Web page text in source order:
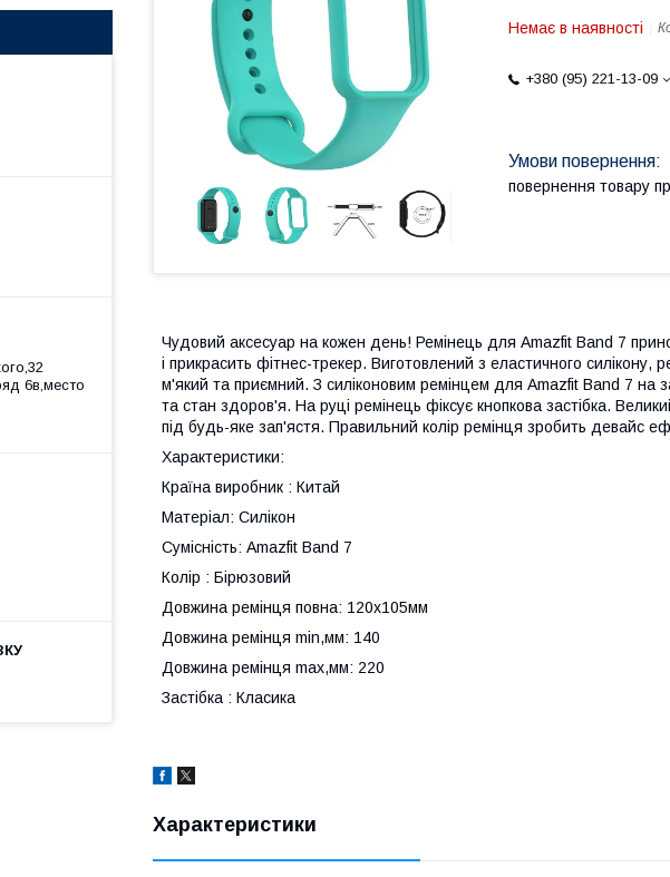
Немає в наявності
+380 (95) 221-13-09
повернення товару
Чудовий аксесуар на кожен день! Ремінець для Amazfit Band 7
і прикрасить фітнес-трекер. Виготовлений з еластичного
м'який та приємний. З силіконовим ремінцем для Amazfit Band 7 на
та стан здоров'я. На руці ремінець фіксує кнопкова застібка.
під будь-яке зап'ястя. Правильний колір ремінця зробить девайс
Характеристики:
Країна виробник : Китай
Матеріал: Силікон
Сумісність: Amazfit Band 7
Колір : Бірюзовий
Довжина ремінця повна: 120х105мм
Довжина ремінця min,мм: 140
Довжина ремінця max,мм: 220
Застібка : Класика
Характеристики
6в,место